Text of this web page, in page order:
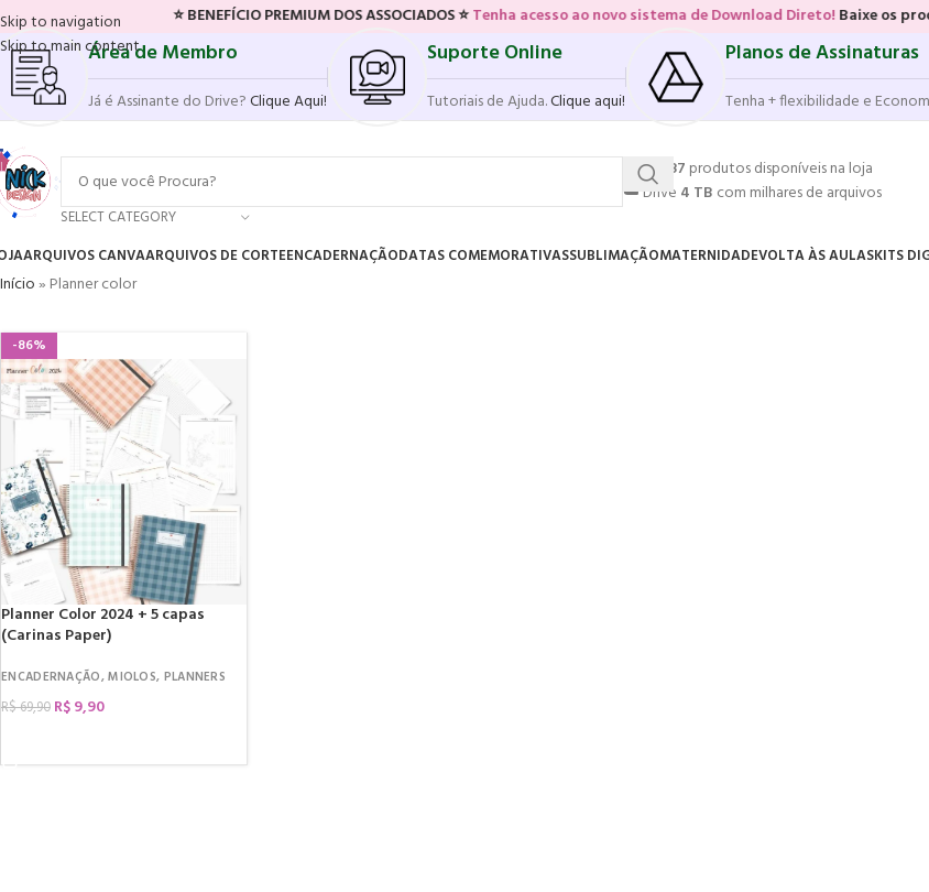
Skip to navigation
Skip to main content
⭐ BENEFÍCIO PREMIUM DOS ASSOCIADOS ⭐Tenha acesso ao novo sistema de Download Direto!Baixe os produtos
Área de Membro
Já é Assinante do Drive?Clique Aqui!
Suporte Online
Tutoriais de Ajuda.Clique aqui!
Planos de Assinaturas
Tenha + flexibilidade e
SELECT CATEGORY
💥17.587 produtos disponíveis na loja
☁️ Drive 4 TB com milhares de arquivos
ARQUIVOS CANVAARQUIVOS DE CORTEENCADERNAÇÃODATAS COMEMORATIVASSUBLIMAÇÃOMATERNIDADEVOLTA ÀS AULASKITS
Início» Planner color
-86%
Planner Color 2024 + 5 capas
(Carinas Paper)
ENCADERNAÇÃO,MIOLOS, PLANNERS
R$69,90 R$9,90